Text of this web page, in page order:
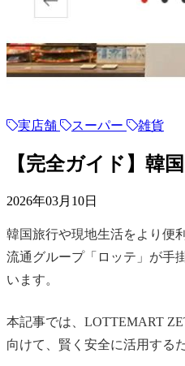
実店舗 スーパー 雑貨
【完全ガイド】韓
2026年03月10日
韓国旅行や現地生活をより便
流通グループ「ロッテ」が手
います。
本記事では、LOTTEMART
向けて、賢く安全に活用する